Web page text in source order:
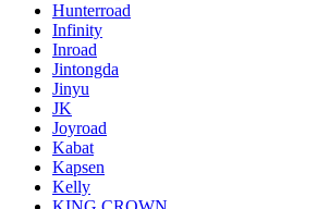
Hunterroad
Infinity
Inroad
Jintongda
Jinyu
JK
Joyroad
Kabat
Kapsen
Kelly